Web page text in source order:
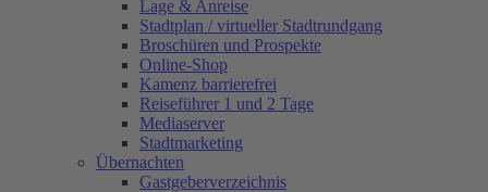
Lage & Anreise
Stadtplan / virtueller Stadtrundgang
Broschüren und Prospekte
Online-Shop
Kamenz barrierefrei
Reiseführer 1 und 2 Tage
Mediaserver
Stadtmarketing
Übernachten
Gastgeberverzeichnis